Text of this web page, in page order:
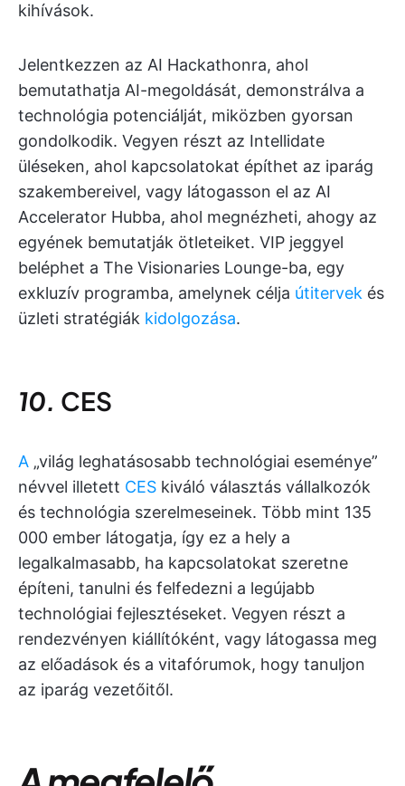
kihívások.
Jelentkezzen az AI Hackathonra, ahol
bemutathatja AI-megoldását, demonstrálva a
technológia potenciálját, miközben gyorsan
gondolkodik. Vegyen részt az Intellidate
üléseken, ahol kapcsolatokat építhet az iparág
szakembereivel, vagy látogasson el az AI
Accelerator Hubba, ahol megnézheti, ahogy az
egyének bemutatják ötleteiket. VIP jeggyel
beléphet a The Visionaries Lounge-ba, egy
exkluzív programba, amelynek célja útitervek és
üzleti stratégiák kidolgozása.
10. CES
A „világ leghatásosabb technológiai eseménye”
névvel illetett CES kiváló választás vállalkozók
és technológia szerelmeseinek. Több mint 135
000 ember látogatja, így ez a hely a
legalkalmasabb, ha kapcsolatokat szeretne
építeni, tanulni és felfedezni a legújabb
technológiai fejlesztéseket. Vegyen részt a
rendezvényen kiállítóként, vagy látogassa meg
az előadások és a vitafórumok, hogy tanuljon
az iparág vezetőitől.